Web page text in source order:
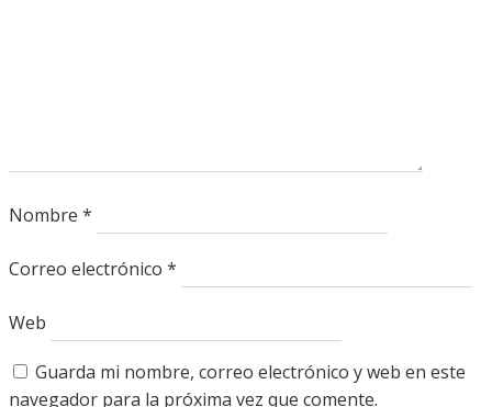
Nombre *
Correo electrónico *
Web
Guarda mi nombre, correo electrónico y web en este
navegador para la próxima vez que comente.